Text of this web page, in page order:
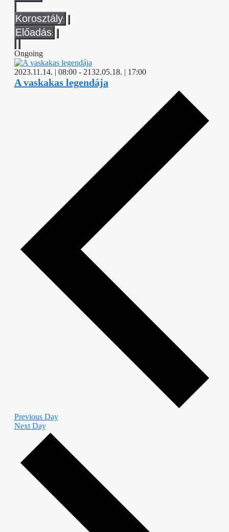
filterClose
filter
Előadás
Close
filter
Korosztály:
Remove
Előadás:
Remove
Ongoing
2023.11.14. | 08:00- 2132.05.18. | 17:00
A vaskakas legendája
Previous Day
Next Day